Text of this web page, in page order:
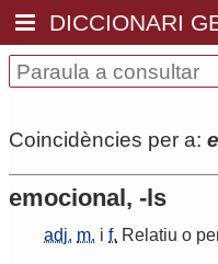
DICCIONARI
Coincidències per a:
emocional, -ls
adj. m. i f. Relatiu o